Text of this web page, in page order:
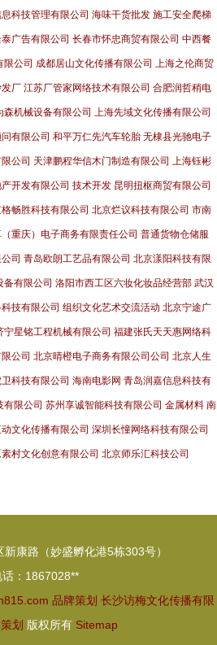
科技管理有限公司 海味干货批发 施工安全爬梯
广告有限公司 长春市怀忠商贸有限公司 中西餐
限公司 成都居山文化传播有限公司 上海之伦商贸
厂 江苏厂管家网络技术有限公司 合肥润哲稍电
森机械设备有限公司 上海先域文化传播有限公司
有限公司 和平万仁先汽车轮胎 无棣县光驰电子
公司 天津鹏程华信木门制造有限公司 上海钰彬
开发有限公司 技术开发 昆明扭枢商贸有限公司
畅胜科技有限公司 北京烂议科技有限公司 市南
重庆）电子商务有限责任公司 普通货物仓储服
司 青岛欧朗工艺品有限公司 北京漾阳科技有限
有限公司 洛阳市西工区六妆化妆品经营部 武汉
技有限公司 组织文化艺术交流活动 北京宁途广
宁星铭工程机械有限公司 福建张氏天天惠网络科
公司 北京晴橙电子商务有限公司公司 北京人生
科技有限公司 海南电影网 青岛润嘉信息科技有
有限公司 苏州享诚智能科技有限公司 金属材料 南
文化传播有限公司 深圳长憧网络科技有限公司
村文化创意有限公司 北京师乐汇科技公司
康路（妙盛孵化港5栋303号）
话：1867028**
品牌策划 长沙访梅文化传播有限
划 版权所有 Sitemap